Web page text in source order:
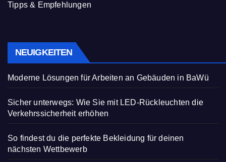
Tipps & Empfehlungen
NEUIGKEITEN
Moderne Lösungen für Arbeiten an Gebäuden in BaWü
Sicher unterwegs: Wie Sie mit LED-Rückleuchten die
Verkehrssicherheit erhöhen
So findest du die perfekte Bekleidung für deinen
nächsten Wettbewerb